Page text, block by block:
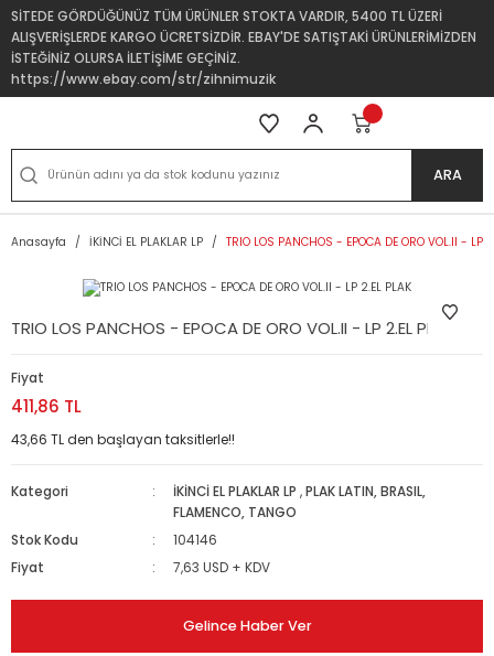
SİTEDE GÖRDÜĞÜNÜZ TÜM ÜRÜNLER STOKTA VARDIR, 5400 TL ÜZERİ
ALIŞVERİŞLERDE KARGO ÜCRETSİZDİR. EBAY'DE SATIŞTAKİ ÜRÜNLERİMİZDEN
İSTEĞİNİZ OLURSA İLETİŞİME GEÇİNİZ.
https://www.ebay.com/str/zihnimuzik
ARA
Anasayfa İKİNCİ EL PLAKLAR LP TRIO LOS PANCHOS - EPOCA DE ORO VOL.II - LP
TRIO LOS PANCHOS - EPOCA DE ORO VOL.II - LP 2.EL PLAK
Fiyat
411,86 TL
43,66 TL den başlayan taksitlerle!!
Kategori İKİNCİ EL PLAKLAR LP ,PLAK LATIN, BRASIL,
FLAMENCO, TANGO
Stok Kodu
104146
Fiyat
7,63 USD + KDV
Gelince Haber Ver